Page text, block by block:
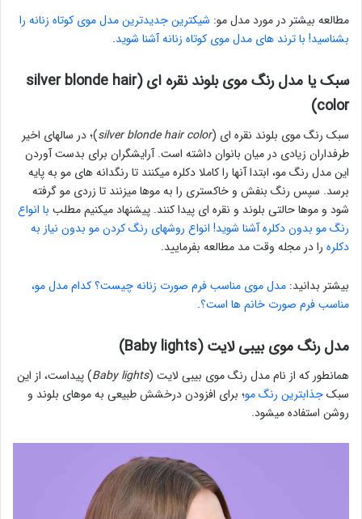
مطالعه بیشتر در مورد مدل مو: شیکترین جدیدترین مدل موی کوتاه زنانه را
بشناسید! با ترند های مدل موی کوتاه زنانه آشنا شوید.
سبک یا مدل رنگ موی بلوند نقره ای (silver blonde hair
color)
سبک رنگ موی بلوند نقره ای (silver blonde hair color)؛ در سالهای اخیر
طرفداران زیادی در میان بانوان داشته است. آرایشگران برای بدست آوردن
این مدل رنگ مو، ابتدا آنها را کاملا دکلره میکنند تا رنگدانه های مو به پایه
برسد. سپس رنگ بنفش و خاکستری را به موها میزنند تا زردی مو گرفته
شود و موها حالتی بلوند و نقره ای پیدا کنند. پیشنهاد میکنیم مطلب با انواع
رنگ مو بدون دکلره آشنا شوید! انواع روشهای رنگ کردن مو بدون نیاز به
دکلره را در مجله وقت مد مطالعه بفرمایید.
بیشتر بدانید: مدل موی مناسب فرم صورت زنانه چیست؟ کدام مدل مو،
مناسب فرم صورت خانم ها است؟.
مدل رنگ موی بیبی لایت (Baby lights)
همانطور که از نام مدل رنگ موی بیبی لایت (Baby lights) پیداست، از این
سبکجذابترین رنگ مو؛ برای افزودن درخشش طبیعی به موهای بلوند و
روشن استفاده میشود.